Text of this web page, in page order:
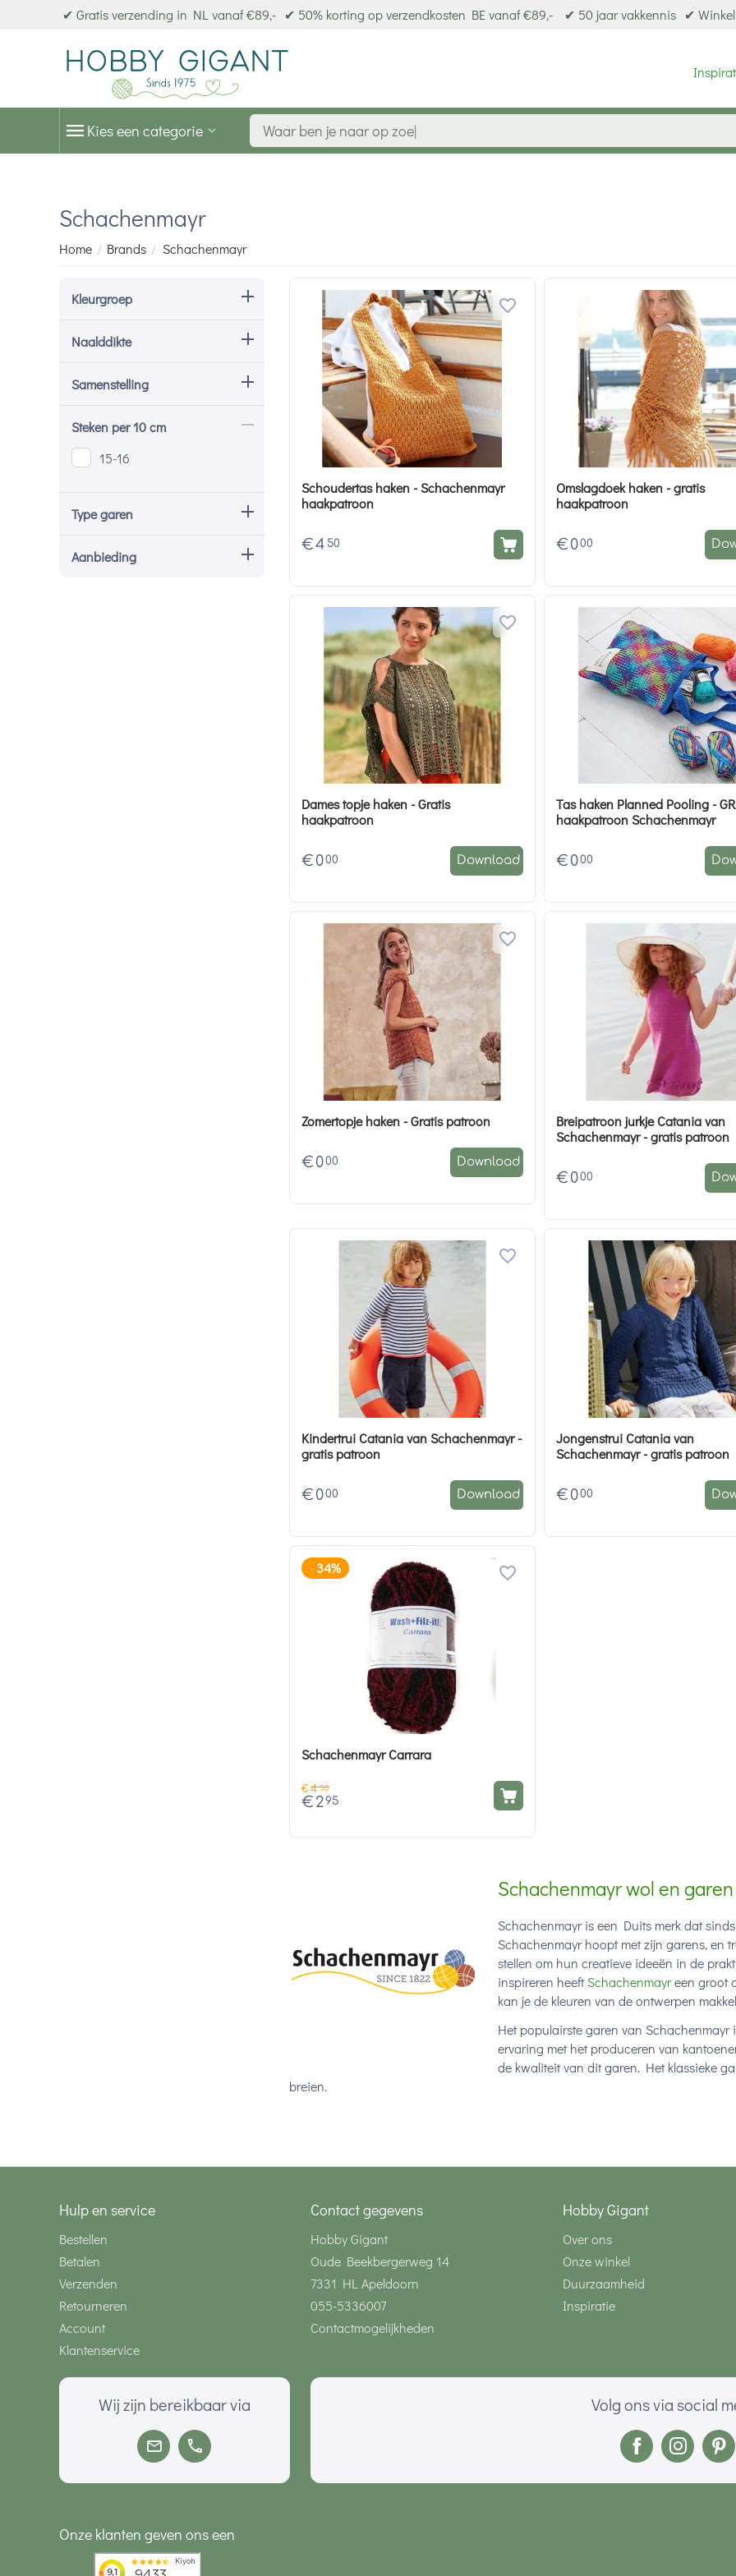
✔ Gratis verzending in NL vanaf €89,- ✔ 50% korting op verzendkosten BE vanaf €89,- ✔ 50 jaar vakkennis ✔
Kies een categorie
Schachenmayr
Home / Brands / Schachenmayr
Schachenmayr wol en garen
Schachenmayr is een Duits merk dat
Schachenmayr hoopt met zijn garens, en
stellen om hun creatieve ideeën in de
inspireren heeftSchachenmayreen groot
kan je de kleuren van de ontwerpen
Het populairste garen van Schachenmayr
ervaring met het produceren van
de kwaliteit van dit garen. Het klassieke
breien.
Schoudertas haken - Schachenmayr
haakpatroon
€4 50
Omslagdoek haken - gratis
haakpatroon
€ 0 00
Dames topje haken - Gratis
haakpatroon
€ 0 00 Download
Tas haken Planned Pooling - GRATIS
haakpatroon Schachenmayr
€ 0 00
Zomertopje haken - Gratis patroon
€ 0 00 Download
Breipatroon jurkje Catania van
Schachenmayr - gratis patroon
€ 0 00
Kindertrui Catania van Schachenmayr -
gratis patroon
€ 0 00 Download
Jongenstrui Catania van
Schachenmayr - gratis patroon
€ 0 00
- 34%
Schachenmayr Carrara
€4 50
€ 2 95
Kleurgroep
Naalddikte
Samenstelling
Steken per 10 cm
15-16
Type garen
Aanbieding
Hulp en service
Bestellen
Betalen
Verzenden
Retourneren
Account
Klantenservice
Contact gegevens
Hobby Gigant
Oude Beekbergerweg 14
7331 HL Apeldoorn
055-5336007
Contactmogelijkheden
Hobby Gigant
Over ons
Onze winkel
Duurzaamheid
Inspiratie
Wij zijn bereikbaar via Volg ons via social
Onze klanten geven ons een